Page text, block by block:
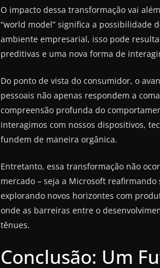
O impacto dessa transformação vai
“world model” significa a possibilidade
ambiente empresarial, isso pode
preditivas e uma nova forma de
Do ponto de vista do consumidor, o
pessoais não apenas respondem a
compreensão profunda do
interagimos com nossos dispositivos,
fundem de maneira orgânica.
Entretanto, essa transformação não
mercado – seja a Microsoft
explorando novos horizontes com
onde as barreiras entre o
tênues.
Conclusão: Um